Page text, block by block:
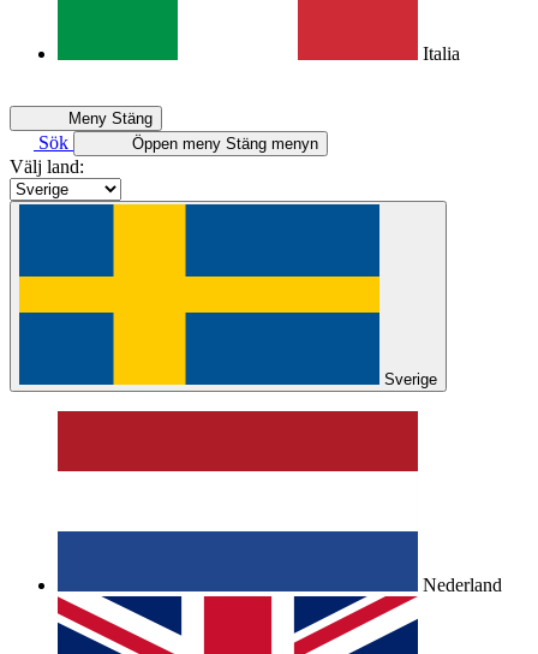
Italia
Meny Stäng
Sök Öppen meny Stäng menyn
Välj land:
Sverige
Nederland